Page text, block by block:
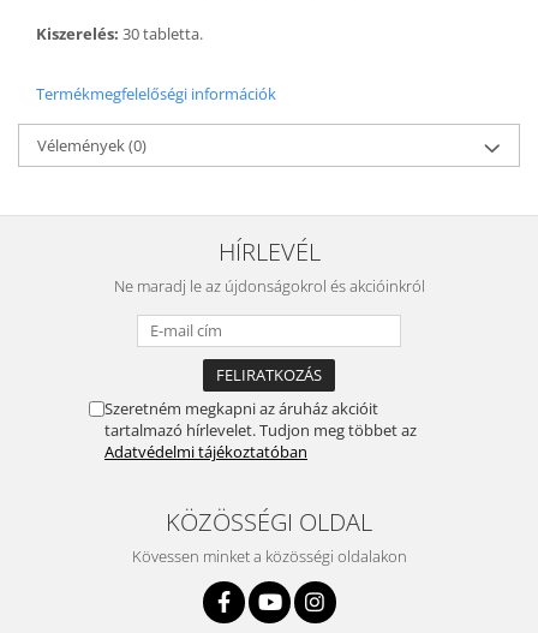
Kiszerelés: 30 tabletta.
Termékmegfelelőségi információk
Vélemények(0)
HÍRLEVÉL
Ne maradj le az újdonságokrol és akcióinkról
Szeretném megkapni az áruház akcióit
tartalmazó hírlevelet. Tudjon meg többet az
Adatvédelmi tájékoztatóban
KÖZÖSSÉGI OLDAL
Kövessen minket a közösségi oldalakon